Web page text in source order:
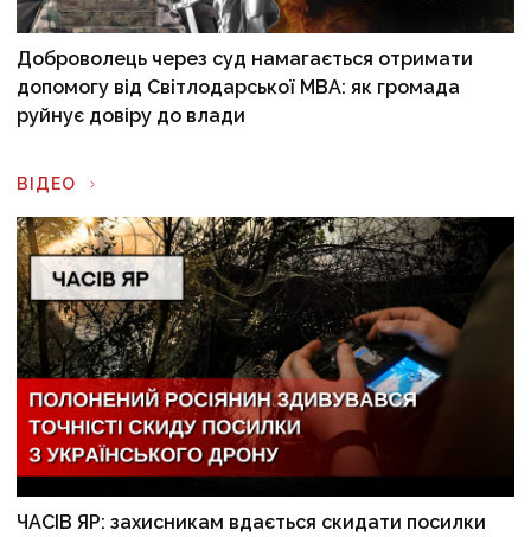
Доброволець через суд намагається отримати
допомогу від Світлодарської МВА: як громада
руйнує довіру до влади
ВІДЕО
ЧАСІВ ЯР: захисникам вдається скидати посилки